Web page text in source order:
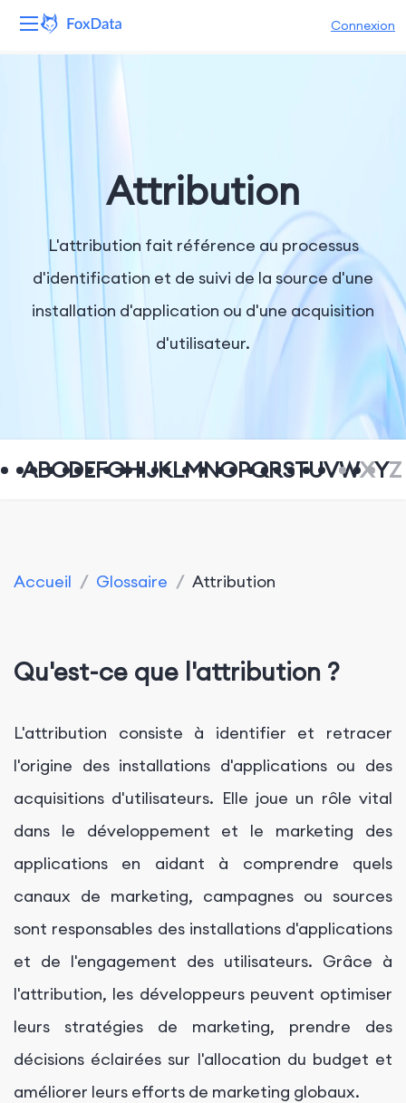
Connexion
Solutions
Ressources
Tarifs
Entreprise
Attribution
L'attribution fait référence au processus
d'identification et de suivi de la source d'une
installation d'application ou d'une acquisition
d'utilisateur.
ABCDEFGHIJKLMNOPQRSTUVWXYZ
Accueil / Glossaire / Attribution
Qu'est-ce que l'attribution ?
L'attribution consiste à identifier et retracer
l'origine des installations d'applications ou des
acquisitions d'utilisateurs. Elle joue un rôle vital
dans le développement et le marketing des
applications en aidant à comprendre quels
canaux de marketing, campagnes ou sources
sont responsables des installations d'applications
et de l'engagement des utilisateurs. Grâce à
l'attribution, les développeurs peuvent optimiser
leurs stratégies de marketing, prendre des
décisions éclairées sur l'allocation du budget et
améliorer leurs efforts de marketing globaux.